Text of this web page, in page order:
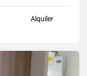
Alquiler